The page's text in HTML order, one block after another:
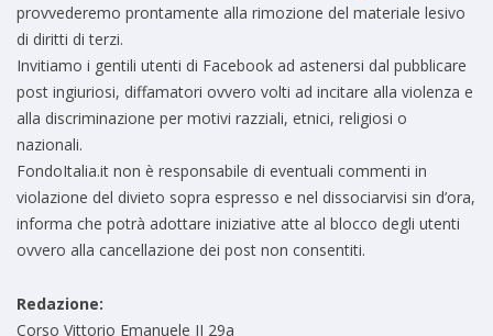
provvederemo prontamente alla rimozione del materiale lesivo
di diritti di terzi.
Invitiamo i gentili utenti di Facebook ad astenersi dal pubblicare
post ingiuriosi, diffamatori ovvero volti ad incitare alla violenza e
alla discriminazione per motivi razziali, etnici, religiosi o
nazionali.
FondoItalia.it non è responsabile di eventuali commenti in
violazione del divieto sopra espresso e nel dissociarvisi sin d’ora,
informa che potrà adottare iniziative atte al blocco degli utenti
ovvero alla cancellazione dei post non consentiti.
Redazione:
Corso Vittorio Emanuele II 29a